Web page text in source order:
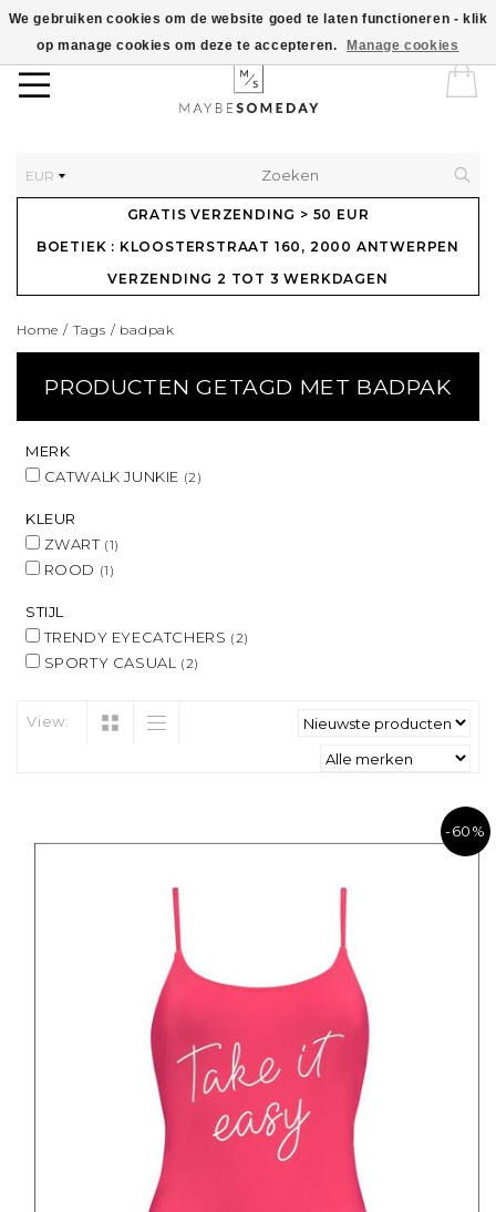
EUR
GRATIS VERZENDING > 50 EUR
BOETIEK : KLOOSTERSTRAAT 160, 2000 ANTWERPEN
VERZENDING 2 TOT 3 WERKDAGEN
Home / Tags / badpak
PRODUCTEN GETAGD MET BADPAK
MERK
CATWALK JUNKIE (2)
KLEUR
ZWART (1)
ROOD (1)
STIJL
TRENDY EYECATCHERS (2)
SPORTY CASUAL (2)
View:
-60%
We gebruiken cookies om de website goed te laten functioneren - klik
op manage cookies om deze te accepteren.
Manage cookies